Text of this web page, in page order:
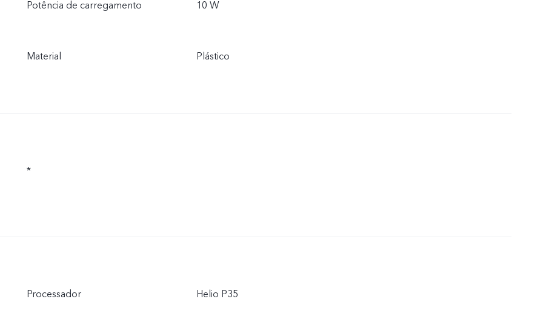
Potência de carregamento 10 W
Material Plástico
*
Processador Helio P35